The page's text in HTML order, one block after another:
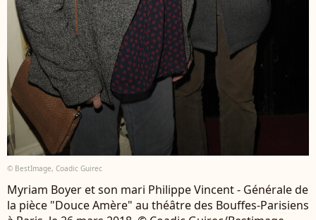
© BestImage, Coadic Guirec
Myriam Boyer et son mari Philippe Vincent - Générale de
la pièce "Douce Amère" au théâtre des Bouffes-Parisiens